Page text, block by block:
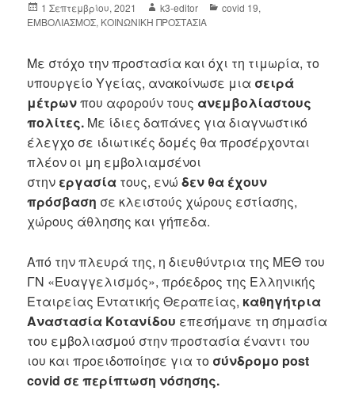
1 Σεπτεμβρίου, 2021 k3-editor covid 19,
ΕΜΒΟΛΙΑΣΜΟΣ, ΚΟΙΝΩΝΙΚΗ ΠΡΟΣΤΑΣΙΑ
Με στόχο την προστασία και όχι τη τιμωρία, το
υπουργείο Υγείας, ανακοίνωσε μια σειρά
μέτρωνπου αφορούν τους ανεμβολίαστους
πολίτες. Με ίδιες δαπάνες για διαγνωστικό
έλεγχο σε ιδιωτικές δομές θα προσέρχονται
πλέον οι μη εμβολιαμσένοι
στην εργασία τους, ενώδεν θα έχουν
πρόσβαση σε κλειστούς χώρους εστίασης,
χώρους άθλησης και γήπεδα.
Από την πλευρά της, η διευθύντρια της ΜΕΘ του
ΓΝ «Ευαγγελισμός», πρόεδρος της Ελληνικής
Εταιρείας Εντατικής Θεραπείας, καθηγήτρια
Αναστασία Κοτανίδου επεσήμανε τη σημασία
του εμβολιασμού στην προστασία έναντι του
ιου και προειδοποίησε για το σύνδρομο post
covid σε περίπτωση νόσησης.